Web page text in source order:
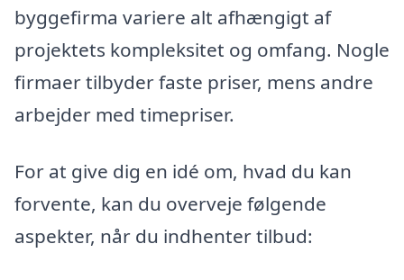
byggefirma variere alt afhængigt af
projektets kompleksitet og omfang. Nogle
firmaer tilbyder faste priser, mens andre
arbejder med timepriser.
For at give dig en idé om, hvad du kan
forvente, kan du overveje følgende
aspekter, når du indhenter tilbud: